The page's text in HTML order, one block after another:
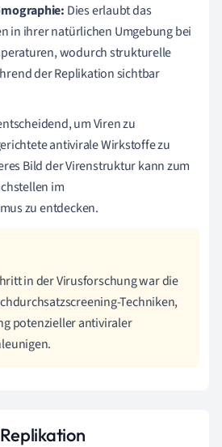
Dies erlaubt das
in ihrer natürlichen Umgebung bei
wodurch strukturelle
der Replikation sichtbar
um Viren zu
antivirale Wirkstoffe zu
Bild der Virenstruktur kann zum
im
zu entdecken.
in der Virusforschung war die
Techniken,
potenzieller antiviraler